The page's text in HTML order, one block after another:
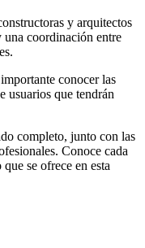
y arquitectos
una coordinación entre
importante conocer las
usuarios que tendrán
completo, junto con las
Conoce cada
se ofrece en esta